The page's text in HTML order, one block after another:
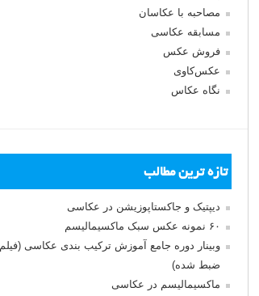
مصاحبه با عکاسان
مسابقه عکاسی
فروش عکس
عکس‌کاوی
نگاه عکاس
تازه ترین مطالب
دیپتیک و جاکستا‌پوزیشن در عکاسی
۶۰ نمونه عکس سبک ماکسیمالیسم
وبینار دوره جامع آموزش ترکیب بندی عکاسی (فیلم
ضبط شده)
ماکسیمالیسم در عکاسی